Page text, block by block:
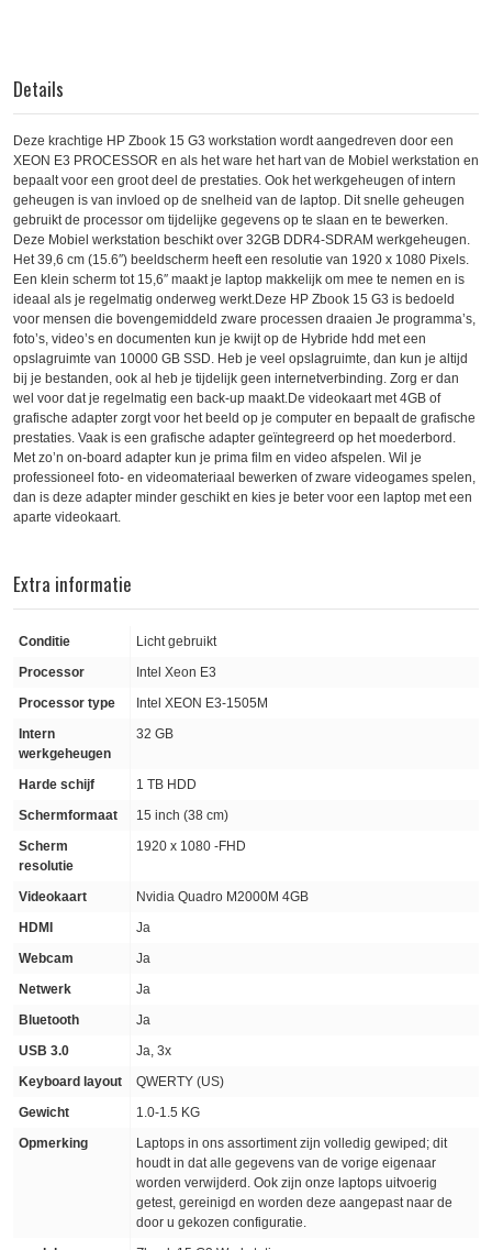
Details
Deze krachtige HP Zbook 15 G3 workstation wordt aangedreven door een
XEON E3 PROCESSOR en als het ware het hart van de Mobiel werkstation en
bepaalt voor een groot deel de prestaties. Ook het werkgeheugen of intern
geheugen is van invloed op de snelheid van de laptop. Dit snelle geheugen
gebruikt de processor om tijdelijke gegevens op te slaan en te bewerken.
Deze Mobiel werkstation beschikt over 32GB DDR4-SDRAM werkgeheugen.
Het 39,6 cm (15.6″) beeldscherm heeft een resolutie van 1920 x 1080 Pixels.
Een klein scherm tot 15,6″ maakt je laptop makkelijk om mee te nemen en is
ideaal als je regelmatig onderweg werkt.Deze HP Zbook 15 G3 is bedoeld
voor mensen die bovengemiddeld zware processen draaien Je programma’s,
foto’s, video’s en documenten kun je kwijt op de Hybride hdd met een
opslagruimte van 10000 GB SSD. Heb je veel opslagruimte, dan kun je altijd
bij je bestanden, ook al heb je tijdelijk geen internetverbinding. Zorg er dan
wel voor dat je regelmatig een back-up maakt.De videokaart met 4GB of
grafische adapter zorgt voor het beeld op je computer en bepaalt de grafische
prestaties. Vaak is een grafische adapter geïntegreerd op het moederbord.
Met zo’n on-board adapter kun je prima film en video afspelen. Wil je
professioneel foto- en videomateriaal bewerken of zware videogames spelen,
dan is deze adapter minder geschikt en kies je beter voor een laptop met een
aparte videokaart.
Extra informatie
Conditie
Licht gebruikt
Processor
Intel Xeon E3
Processor type
Intel XEON E3-1505M
Intern
werkgeheugen
32 GB
Harde schijf
1 TB HDD
Schermformaat
15 inch (38 cm)
Scherm
resolutie
1920 x 1080 -FHD
Videokaart
Nvidia Quadro M2000M 4GB
HDMI
Ja
Webcam
Ja
Netwerk
Ja
Bluetooth
Ja
USB 3.0
Ja, 3x
Keyboard layout
QWERTY (US)
Gewicht
1.0-1.5 KG
Opmerking
Laptops in ons assortiment zijn volledig gewiped; dit
houdt in dat alle gegevens van de vorige eigenaar
worden verwijderd. Ook zijn onze laptops uitvoerig
getest, gereinigd en worden deze aangepast naar de
door u gekozen configuratie.